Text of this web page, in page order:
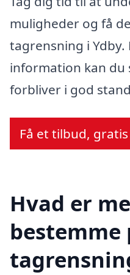
muligheder og få
tagrensning i
information kan du
forbliver i god
Få et tilbud,
Hvad er
bestemme